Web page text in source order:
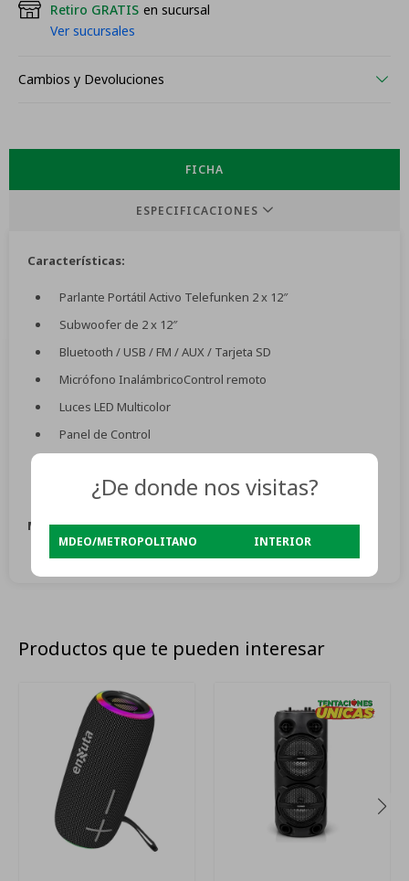
Retiro GRATIS en sucursal
Ver sucursales
Cambios y Devoluciones
FICHA
ESPECIFICACIONES
Características:
Parlante Portátil Activo Telefunken 2 x 12″
Subwoofer de 2 x 12″
Bluetooth / USB / FM / AUX / Tarjeta SD
Micrófono InalámbricoControl remoto
Luces LED Multicolor
Panel de Control
Cargador
Medidas:45 x 41 x 120 cm
Productos que te pueden interesar
¿De donde nos visitas?
MDEO/METROPOLITANO INTERIOR